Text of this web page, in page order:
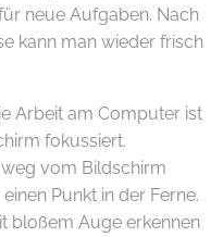
neue Aufgaben. Nach
kann man wieder frisch
Arbeit am Computer ist
fokussiert.
vom Bildschirm
Punkt in der Ferne.
bloßem Auge erkennen